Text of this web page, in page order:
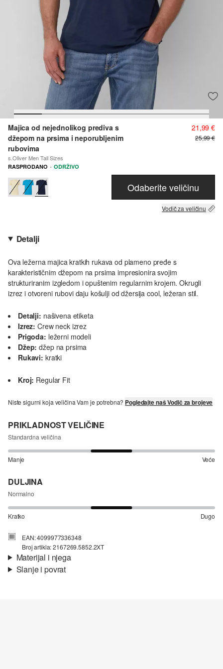
Majica od nejednolikog prediva s
džepom na prsima i neporubljenim
rubovima
s.Oliver Men Tall Sizes
21,99 €
25,99 €
RASPRODANO · ODRŽIVO
Odaberite veličinu
Vodič za veličinu
Detalji
Ova ležerna majica kratkih rukava od plameno pređe s
karakterističnim džepom na prsima impresionira svojim
strukturiranim izgledom i opuštenim regularnim krojem. Okrugli
izrez i otvoreni rubovi daju košulji od džersija cool, ležeran stil.
Detalji: našivena etiketa
Izrez: Crew neck izrez
Prigoda: ležerni modeli
Džep: džep na prsima
Rukavi: kratki
Kroj: Regular Fit
Niste sigurni koja veličina Vam je potrebna? Pogledajte naš Vodič za brojeve
PRIKLADNOST VELIČINE
Standardna veličina
Manje Veće
DULJINA
Normalno
Kratko Dugo
EAN: 4099977336348
Broj artikla: 2167269.5852.2XT
Materijal i njega
Slanje i povrat